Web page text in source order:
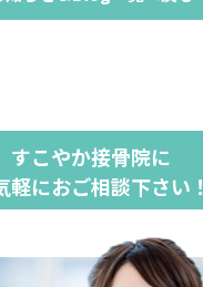
すこやか接骨院に
軽におご相談下さい！